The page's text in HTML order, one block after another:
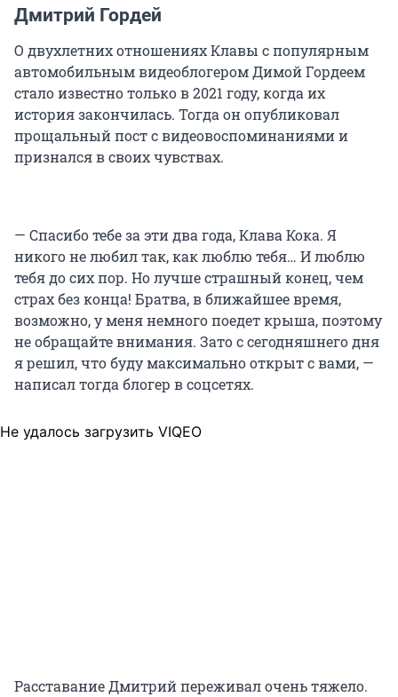
Дмитрий Гордей
О двухлетних отношениях Клавы с популярным
автомобильным видеоблогером Димой Гордеем
стало известно только в 2021 году, когда их
история закончилась. Тогда он опубликовал
прощальный пост с видеовоспоминаниями и
признался в своих чувствах.
— Спасибо тебе за эти два года, Клава Кока. Я
никого не любил так, как люблю тебя… И люблю
тебя до сих пор. Но лучше страшный конец, чем
страх без конца! Братва, в ближайшее время,
возможно, у меня немного поедет крыша, поэтому
не обращайте внимания. Зато с сегодняшнего дня
я решил, что буду максимально открыт с вами, —
написал тогда блогер в соцсетях.
Не удалось загрузить VIQEO
Расставание Дмитрий переживал очень тяжело.